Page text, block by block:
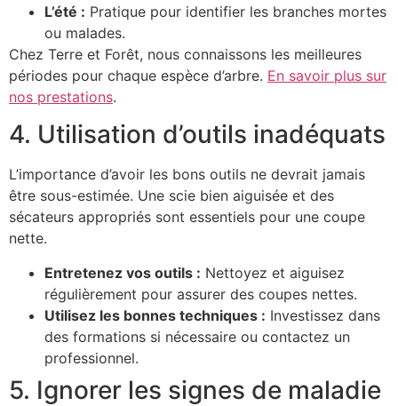
L’été : Pratique pour identifier les branches mortes
ou malades.
Chez Terre et Forêt, nous connaissons les meilleures
périodes pour chaque espèce d’arbre. En savoir plus sur
nos prestations.
4. Utilisation d’outils inadéquats
L’importance d’avoir les bons outils ne devrait jamais
être sous-estimée. Une scie bien aiguisée et des
sécateurs appropriés sont essentiels pour une coupe
nette.
Entretenez vos outils : Nettoyez et aiguisez
régulièrement pour assurer des coupes nettes.
Utilisez les bonnes techniques : Investissez dans
des formations si nécessaire ou contactez un
professionnel.
5. Ignorer les signes de maladie